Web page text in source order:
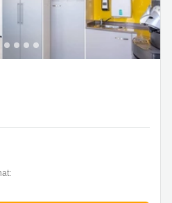
Louis-Casaï, Genf